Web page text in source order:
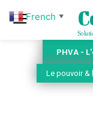
PHVA -
Le pouvoir &
French ▼